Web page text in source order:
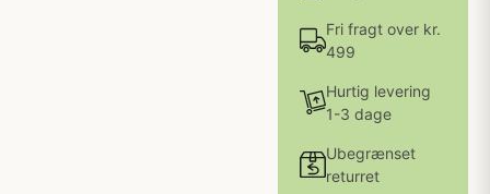
Fri fragt over kr.
499
Hurtig levering
1-3 dage
Ubegrænset
returret